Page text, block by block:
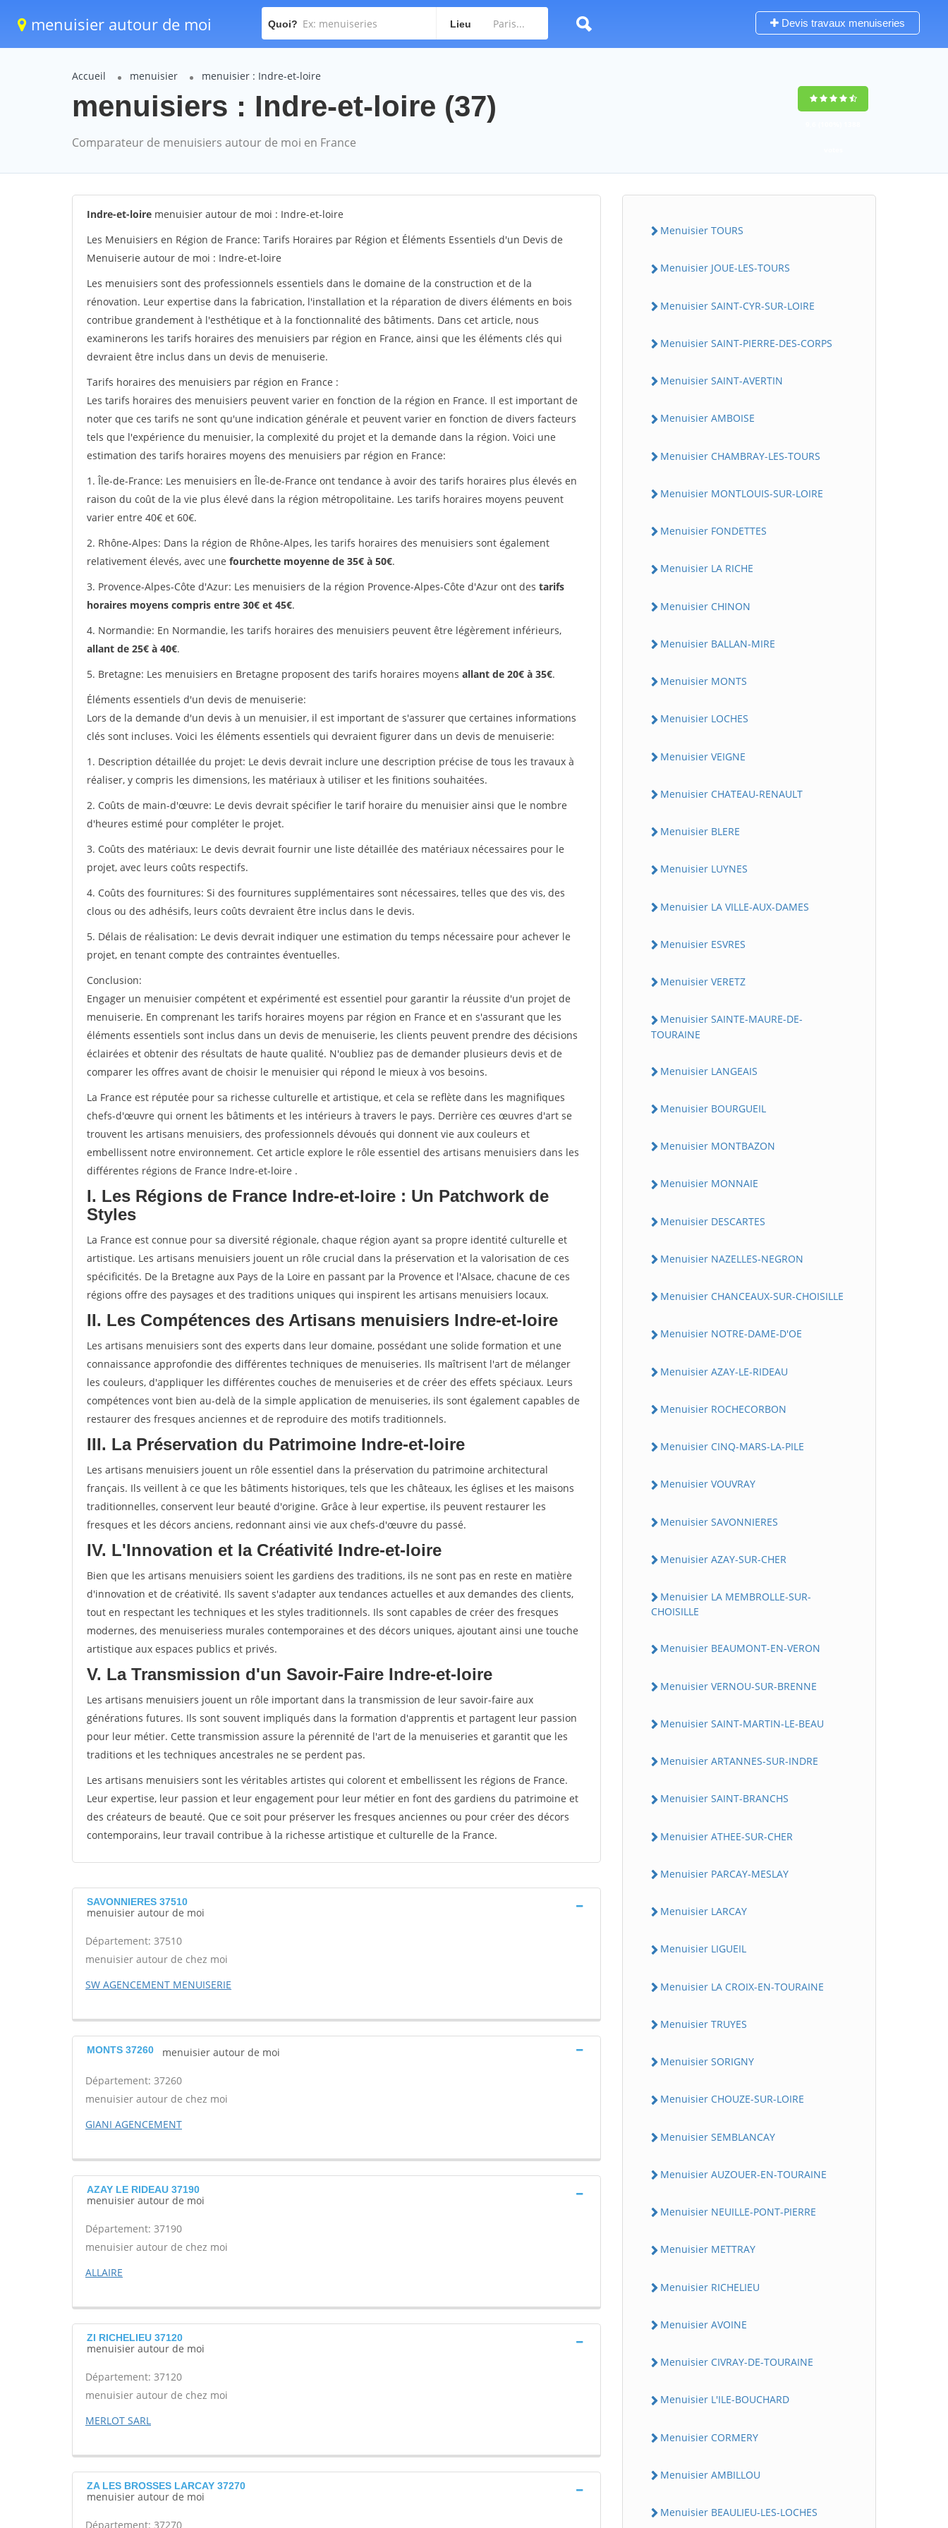
menuisier autour de moi Quoi? Lieu Devis travaux menuiseries
Accueil menuisier menuisier : Indre-et-loire
menuisiers : Indre-et-loire (37)
Comparateur de menuisiers autour de moi en France
Indre-et-loire menuisier autour de moi : Indre-et-loire
Les Menuisiers en Région de France: Tarifs Horaires par Région et Éléments Essentiels d'un Devis de
Menuiserie autour de moi : Indre-et-loire
Les menuisiers sont des professionnels essentiels dans le domaine de la construction et de la
rénovation. Leur expertise dans la fabrication, l'installation et la réparation de divers éléments en bois
contribue grandement à l'esthétique et à la fonctionnalité des bâtiments. Dans cet article, nous
examinerons les tarifs horaires des menuisiers par région en France, ainsi que les éléments clés qui
devraient être inclus dans un devis de menuiserie.
Tarifs horaires des menuisiers par région en France :
Les tarifs horaires des menuisiers peuvent varier en fonction de la région en France. Il est important de
noter que ces tarifs ne sont qu'une indication générale et peuvent varier en fonction de divers facteurs
tels que l'expérience du menuisier, la complexité du projet et la demande dans la région. Voici une
estimation des tarifs horaires moyens des menuisiers par région en France:
1. Île-de-France: Les menuisiers en Île-de-France ont tendance à avoir des tarifs horaires plus élevés en
raison du coût de la vie plus élevé dans la région métropolitaine. Les tarifs horaires moyens peuvent
varier entre 40€ et 60€.
2. Rhône-Alpes: Dans la région de Rhône-Alpes, les tarifs horaires des menuisiers sont également
relativement élevés, avec une fourchette moyenne de 35€ à 50€.
3. Provence-Alpes-Côte d'Azur: Les menuisiers de la région Provence-Alpes-Côte d'Azur ont des tarifs
horaires moyens compris entre 30€ et 45€.
4. Normandie: En Normandie, les tarifs horaires des menuisiers peuvent être légèrement inférieurs,
allant de 25€ à 40€.
5. Bretagne: Les menuisiers en Bretagne proposent des tarifs horaires moyens allant de 20€ à 35€.
Éléments essentiels d'un devis de menuiserie:
Lors de la demande d'un devis à un menuisier, il est important de s'assurer que certaines informations
clés sont incluses. Voici les éléments essentiels qui devraient figurer dans un devis de menuiserie:
1. Description détaillée du projet: Le devis devrait inclure une description précise de tous les travaux à
réaliser, y compris les dimensions, les matériaux à utiliser et les finitions souhaitées.
2. Coûts de main-d'œuvre: Le devis devrait spécifier le tarif horaire du menuisier ainsi que le nombre
d'heures estimé pour compléter le projet.
3. Coûts des matériaux: Le devis devrait fournir une liste détaillée des matériaux nécessaires pour le
projet, avec leurs coûts respectifs.
4. Coûts des fournitures: Si des fournitures supplémentaires sont nécessaires, telles que des vis, des
clous ou des adhésifs, leurs coûts devraient être inclus dans le devis.
5. Délais de réalisation: Le devis devrait indiquer une estimation du temps nécessaire pour achever le
projet, en tenant compte des contraintes éventuelles.
Conclusion:
Engager un menuisier compétent et expérimenté est essentiel pour garantir la réussite d'un projet de
menuiserie. En comprenant les tarifs horaires moyens par région en France et en s'assurant que les
éléments essentiels sont inclus dans un devis de menuiserie, les clients peuvent prendre des décisions
éclairées et obtenir des résultats de haute qualité. N'oubliez pas de demander plusieurs devis et de
comparer les offres avant de choisir le menuisier qui répond le mieux à vos besoins.
La France est réputée pour sa richesse culturelle et artistique, et cela se reflète dans les magnifiques
chefs-d'œuvre qui ornent les bâtiments et les intérieurs à travers le pays. Derrière ces œuvres d'art se
trouvent les artisans menuisiers, des professionnels dévoués qui donnent vie aux couleurs et
embellissent notre environnement. Cet article explore le rôle essentiel des artisans menuisiers dans les
différentes régions de France Indre-et-loire .
I. Les Régions de France Indre-et-loire : Un Patchwork de
Styles
La France est connue pour sa diversité régionale, chaque région ayant sa propre identité culturelle et
artistique. Les artisans menuisiers jouent un rôle crucial dans la préservation et la valorisation de ces
spécificités. De la Bretagne aux Pays de la Loire en passant par la Provence et l'Alsace, chacune de ces
régions offre des paysages et des traditions uniques qui inspirent les artisans menuisiers locaux.
II. Les Compétences des Artisans menuisiers Indre-et-loire
Les artisans menuisiers sont des experts dans leur domaine, possédant une solide formation et une
connaissance approfondie des différentes techniques de menuiseries. Ils maîtrisent l'art de mélanger
les couleurs, d'appliquer les différentes couches de menuiseries et de créer des effets spéciaux. Leurs
compétences vont bien au-delà de la simple application de menuiseries, ils sont également capables de
restaurer des fresques anciennes et de reproduire des motifs traditionnels.
III. La Préservation du Patrimoine Indre-et-loire
Les artisans menuisiers jouent un rôle essentiel dans la préservation du patrimoine architectural
français. Ils veillent à ce que les bâtiments historiques, tels que les châteaux, les églises et les maisons
traditionnelles, conservent leur beauté d'origine. Grâce à leur expertise, ils peuvent restaurer les
fresques et les décors anciens, redonnant ainsi vie aux chefs-d'œuvre du passé.
IV. L'Innovation et la Créativité Indre-et-loire
Bien que les artisans menuisiers soient les gardiens des traditions, ils ne sont pas en reste en matière
d'innovation et de créativité. Ils savent s'adapter aux tendances actuelles et aux demandes des clients,
tout en respectant les techniques et les styles traditionnels. Ils sont capables de créer des fresques
modernes, des menuiseriess murales contemporaines et des décors uniques, ajoutant ainsi une touche
artistique aux espaces publics et privés.
V. La Transmission d'un Savoir-Faire Indre-et-loire
Les artisans menuisiers jouent un rôle important dans la transmission de leur savoir-faire aux
générations futures. Ils sont souvent impliqués dans la formation d'apprentis et partagent leur passion
pour leur métier. Cette transmission assure la pérennité de l'art de la menuiseries et garantit que les
traditions et les techniques ancestrales ne se perdent pas.
Les artisans menuisiers sont les véritables artistes qui colorent et embellissent les régions de France.
Leur expertise, leur passion et leur engagement pour leur métier en font des gardiens du patrimoine et
des créateurs de beauté. Que ce soit pour préserver les fresques anciennes ou pour créer des décors
contemporains, leur travail contribue à la richesse artistique et culturelle de la France.
SAVONNIERES 37510
menuisier autour de moi
Département: 37510
menuisier autour de chez moi
SW AGENCEMENT MENUISERIE
MONTS 37260 menuisier autour de moi
Département: 37260
menuisier autour de chez moi
GIANI AGENCEMENT
AZAY LE RIDEAU 37190
menuisier autour de moi
Département: 37190
menuisier autour de chez moi
ALLAIRE
ZI RICHELIEU 37120
menuisier autour de moi
Département: 37120
menuisier autour de chez moi
MERLOT SARL
ZA LES BROSSES LARCAY 37270
menuisier autour de moi
Département: 37270
Menuisier TOURS
Menuisier JOUE-LES-TOURS
Menuisier SAINT-CYR-SUR-LOIRE
Menuisier SAINT-PIERRE-DES-CORPS
Menuisier SAINT-AVERTIN
Menuisier AMBOISE
Menuisier CHAMBRAY-LES-TOURS
Menuisier MONTLOUIS-SUR-LOIRE
Menuisier FONDETTES
Menuisier LA RICHE
Menuisier CHINON
Menuisier BALLAN-MIRE
Menuisier MONTS
Menuisier LOCHES
Menuisier VEIGNE
Menuisier CHATEAU-RENAULT
Menuisier BLERE
Menuisier LUYNES
Menuisier LA VILLE-AUX-DAMES
Menuisier ESVRES
Menuisier VERETZ
Menuisier SAINTE-MAURE-DE-
TOURAINE
Menuisier LANGEAIS
Menuisier BOURGUEIL
Menuisier MONTBAZON
Menuisier MONNAIE
Menuisier DESCARTES
Menuisier NAZELLES-NEGRON
Menuisier CHANCEAUX-SUR-CHOISILLE
Menuisier NOTRE-DAME-D'OE
Menuisier AZAY-LE-RIDEAU
Menuisier ROCHECORBON
Menuisier CINQ-MARS-LA-PILE
Menuisier VOUVRAY
Menuisier SAVONNIERES
Menuisier AZAY-SUR-CHER
Menuisier LA MEMBROLLE-SUR-
CHOISILLE
Menuisier BEAUMONT-EN-VERON
Menuisier VERNOU-SUR-BRENNE
Menuisier SAINT-MARTIN-LE-BEAU
Menuisier ARTANNES-SUR-INDRE
Menuisier SAINT-BRANCHS
Menuisier ATHEE-SUR-CHER
Menuisier PARCAY-MESLAY
Menuisier LARCAY
Menuisier LIGUEIL
Menuisier LA CROIX-EN-TOURAINE
Menuisier TRUYES
Menuisier SORIGNY
Menuisier CHOUZE-SUR-LOIRE
Menuisier SEMBLANCAY
Menuisier AUZOUER-EN-TOURAINE
Menuisier NEUILLE-PONT-PIERRE
Menuisier METTRAY
Menuisier RICHELIEU
Menuisier AVOINE
Menuisier CIVRAY-DE-TOURAINE
Menuisier L'ILE-BOUCHARD
Menuisier CORMERY
Menuisier AMBILLOU
Menuisier BEAULIEU-LES-LOCHES